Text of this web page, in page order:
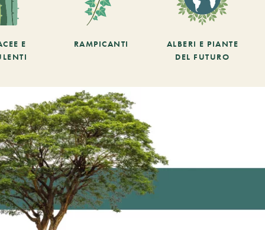
E
RAMPICANTI
ALBERI E PIANTE
DEL FUTURO